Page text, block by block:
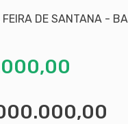
FEIRA DE SANTANA - BA